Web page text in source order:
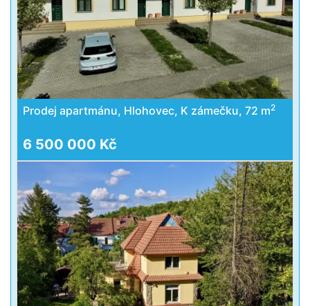
Prodej apartmánu, Hlohovec, K zámečku, 72 m2
6 500 000 Kč